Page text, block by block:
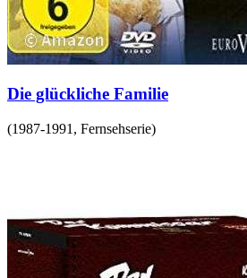
Die glückliche Familie
(1987-1991 , Fernsehserie)